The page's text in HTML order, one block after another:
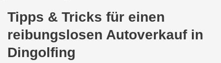
Tipps & Tricks für einen
reibungslosen Autoverkauf in
Dingolfing